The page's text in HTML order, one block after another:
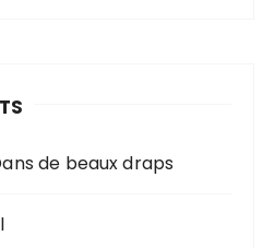
de beaux draps